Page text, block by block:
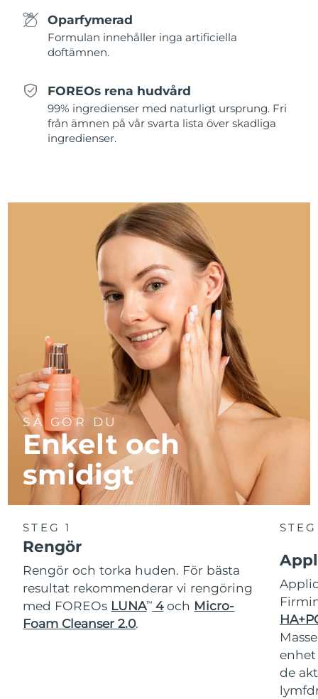
Oparfymerad
Formulan innehåller inga artificiella
doftämnen.
FOREOs rena hudvård
99% ingredienser med naturligt ursprung. Fri
från ämnen på vår svarta lista över skadliga
ingredienser.
SÅ GÖR DU
Enkelt och
smidigt
STEG 1
Rengör
Rengör och torka huden. För bästa
resultat rekommenderar vi rengöring
med FOREOs LUNATM 4och Micro-
Foam Cleanser 2.0.
de
Slovakien
Sydafrika Förväntad leverans
Sydkorea Förväntad leverans8/10/26
Förväntad leverans
Förväntad leverans
Förväntad leverans
Förväntad leverans
Förenade
Arabemiraten
Förväntad leverans
Storbritannien Förväntad leverans8/8/26
USA Förväntad leverans
Uzbekistan Förväntad leverans8/13/26